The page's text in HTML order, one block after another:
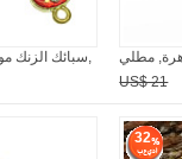
US$ 21
32